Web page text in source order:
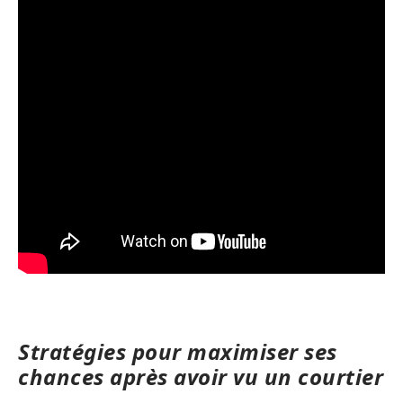
Stratégies pour maximiser ses
chances après avoir vu un courtier